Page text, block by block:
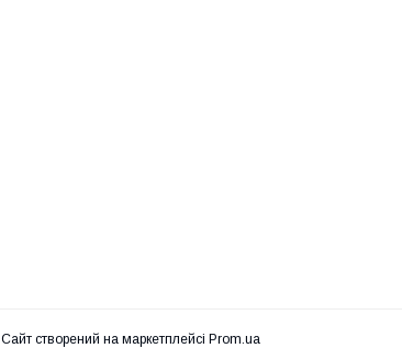
Сайт створений на маркетплейсі Prom.ua